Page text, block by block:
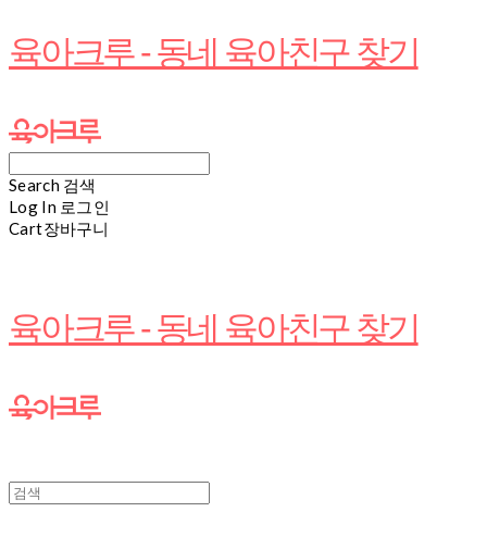
육아크루 - 동네 육아친구 찾기
Search 검색
Log In 로그인
Cart장바구니
육아크루 - 동네 육아친구 찾기